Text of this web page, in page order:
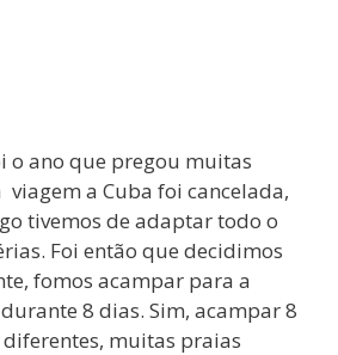
o ano que pregou muitas
viagem a Cuba foi cancelada,
tivemos de adaptar todo o
Foi então que decidimos
fomos acampar para a
8 dias. Sim, acampar 8
muitas praias